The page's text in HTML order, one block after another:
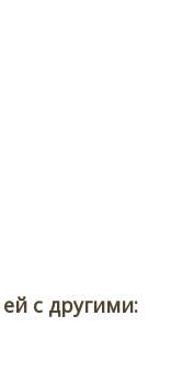
с другими: